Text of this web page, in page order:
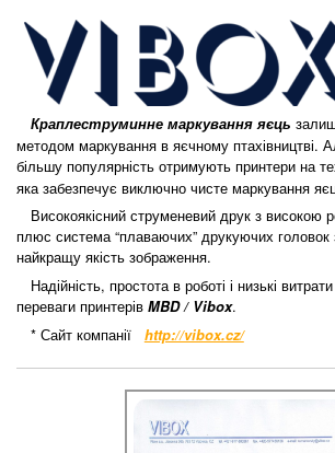
ЕТИКЕТУВАЛЬНІ СИСТЕМИ
МЕТАЛОДЕТЕКТОРИ ПРОМИСЛОВІ
ЧЕКВЕЄРИ ТА ВАГОЕТИКЕТУВАЛЬНИКИ
X-RAY КОНТРОЛЬ
Краплеструминне маркування яєць
методом маркування в яєчному птахівництві.
більшу популярність отримують принтери на
яка забезпечує виключно чисте маркування
Високоякісний струменевий друк з високою
плюс система “плаваючих” друкуючих головок
найкращу якість зображення.
Надійність, простота в роботі і низькі
переваги принтерів MBD / Vibox.
* Сайт компанії http://vibox.cz/